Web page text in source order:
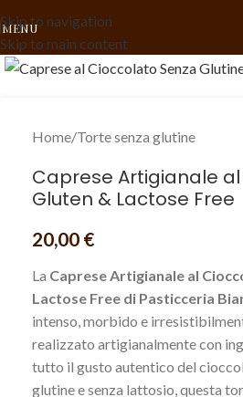
Skip to navigation
Skip to main content
MENU
Click to enlarge
Home/Torte senza glutine
Caprese Artigianale
Gluten & Lactose Free
20,00 €
La Caprese Artigianale al
Lactose Free di Pasticceria
intenso, morbido e
realizzato artigianalmente con
tutto il gusto autentico del
glutine e senza lattosio, questa